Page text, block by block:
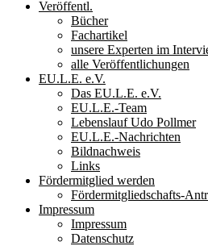
Veröffentl.
Bücher
Fachartikel
unsere Experten im
alle Veröffentlichungen
EU.L.E. e.V.
Das EU.L.E. e.V.
EU.L.E.-Team
Lebenslauf Udo Pollmer
EU.L.E.-Nachrichten
Bildnachweis
Links
Fördermitglied werden
Fördermitgliedschafts-
Impressum
Impressum
Datenschutz